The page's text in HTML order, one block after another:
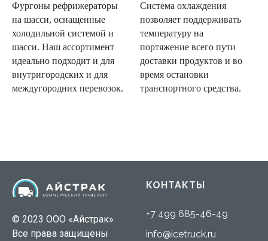
Фургоны рефрижераторы
на шасси, оснащенные
холодильной системой и
шасси. Наш ассортимент
идеально подходит и для
внутригородских и для
междугородних перевозок.
Система охлаждения
позволяет поддерживать
температуру на
портяжение всего пути
доставки продуктов и во
время остановки
транспортного средства.
© 2023 ООО «Айстрак»
Все права защищены
КОНТАКТЫ
+7 499 685-46-49
info@icetruck.ru